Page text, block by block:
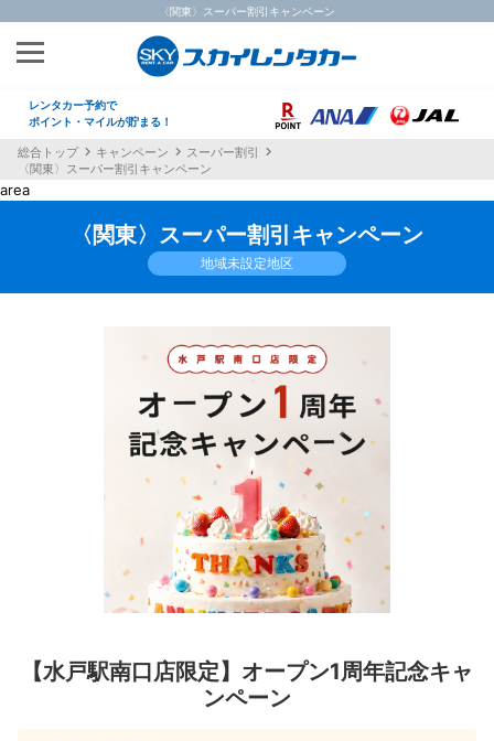
〈関東〉スーパー割引キャンペーン
レンタカー予約で
ポイント・マイルが貯まる！
総合トップ キャンペーン
スーパー割引
〈関東〉スーパー割引キャンペーン
area
〈関東〉スーパー割引キャンペーン
地域未設定地区
【水戸駅南口店限定】オープン1周年記念キャ
ンペーン